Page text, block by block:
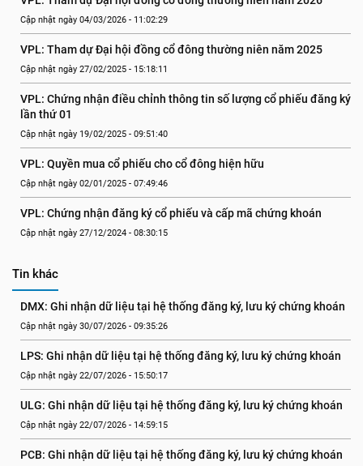
Cập nhật ngày 04/03/2026 - 11:02:29
Cập nhật ngày 27/02/2025 - 15:18:11
VPL: Chứng nhận điều chỉnh thông tin số lượng cổ phiếu đăng ký
lần thứ 01
Cập nhật ngày 19/02/2025 - 09:51:40
VPL: Quyền mua cổ phiếu cho cổ đông hiện hữu
Cập nhật ngày 02/01/2025 - 07:49:46
VPL: Chứng nhận đăng ký cổ phiếu và cấp mã chứng khoán
Cập nhật ngày 27/12/2024 - 08:30:15
Tin khác
DMX: Ghi nhận dữ liệu tại hệ thống đăng ký, lưu ký chứng khoán
Cập nhật ngày 30/07/2026 - 09:35:26
LPS: Ghi nhận dữ liệu tại hệ thống đăng ký, lưu ký chứng khoán
Cập nhật ngày 22/07/2026 - 15:50:17
ULG: Ghi nhận dữ liệu tại hệ thống đăng ký, lưu ký chứng khoán
Cập nhật ngày 22/07/2026 - 14:59:15
PCB: Ghi nhận dữ liệu tại hệ thống đăng ký, lưu ký chứng khoán